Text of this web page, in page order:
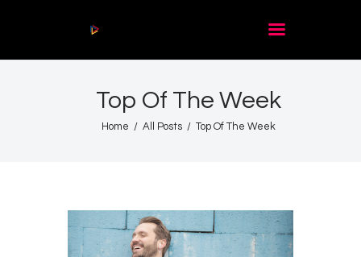
Top Of The Week
Home All Posts Top Of The Week
Acasă
De citit